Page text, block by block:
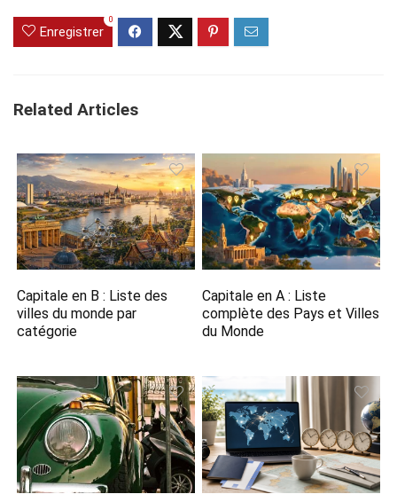
Enregistrer
0
Related Articles
Capitale en B​ : Liste des
villes du monde par
catégorie
Capitale en A​ : Liste
complète des Pays et Villes
du Monde